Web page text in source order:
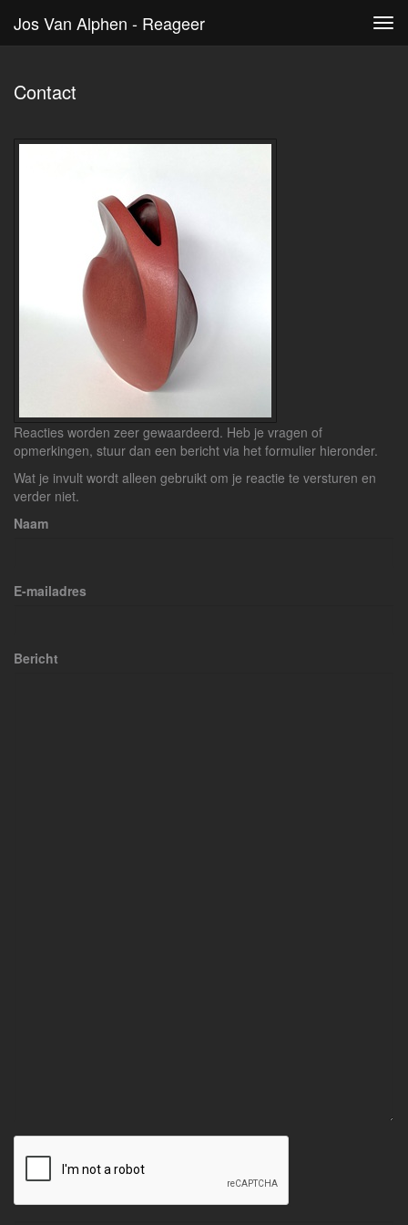
Jos Van Alphen - Reageer
Contact
Reacties worden zeer gewaardeerd. Heb je vragen of
opmerkingen, stuur dan een bericht via het formulier hieronder.
Wat je invult wordt alleen gebruikt om je reactie te versturen en
verder niet.
Naam
E-mailadres
Bericht